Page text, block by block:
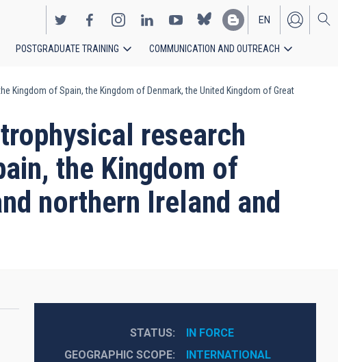
EN
ES
POSTGRADUATE TRAINING COMMUNICATION AND OUTREACH
of Spain, the Kingdom of Denmark, the United Kingdom of Great
research
the Kingdom of
northern Ireland and
STATUS
IN FORCE
GEOGRAPHIC SCOPE
INTERNATIONAL